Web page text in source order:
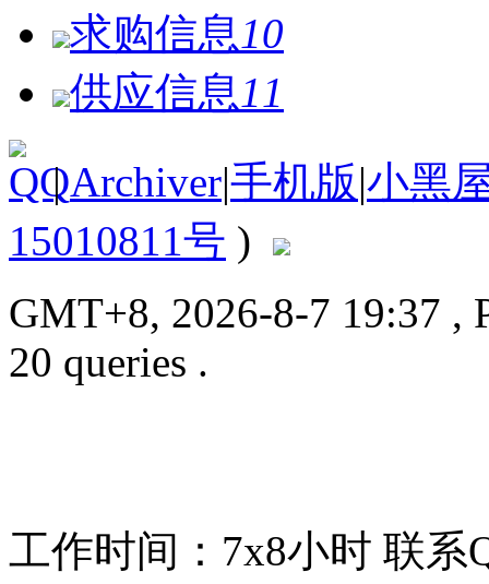
求购信息 10
供应信息 11
| Archiver|手机版|小黑
15010811号 )
GMT+8, 2026-8-7 19:37 ,
20 queries .
工作时间：7x8小时 联系